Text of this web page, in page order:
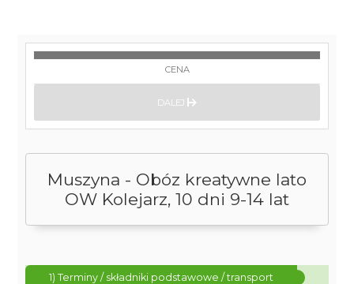
Muszyna - Obóz kreatywne lato
OW Kolejarz, 10 dni 9-14 lat
1) Terminy / składniki podstawowe / transport
CENA
DALEJ